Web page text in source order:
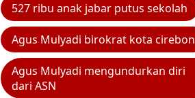
527 ribu anak jabar putus sekolah
Agus Mulyadi birokrat kota cirebon
Agus Mulyadi mengundurkan diri
dari ASN